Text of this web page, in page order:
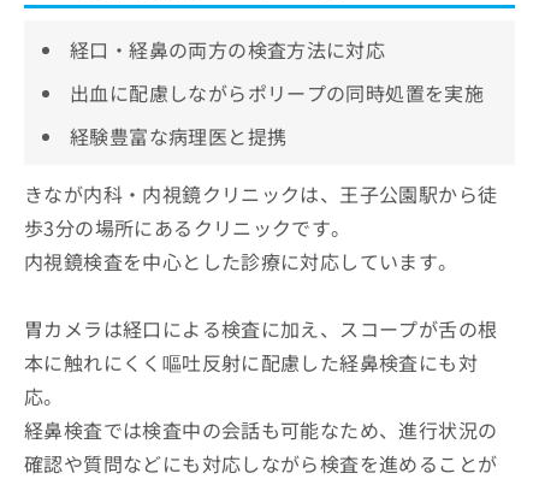
経口・経鼻の両方の検査方法に対応
出血に配慮しながらポリープの同時処置を実施
経験豊富な病理医と提携
きなが内科・内視鏡クリニックは、王子公園駅から徒
歩3分の場所にあるクリニックです。
内視鏡検査を中心とした診療に対応しています。
胃カメラは経口による検査に加え、スコープが舌の根
本に触れにくく嘔吐反射に配慮した経鼻検査にも対
応。
経鼻検査では検査中の会話も可能なため、進行状況の
確認や質問などにも対応しながら検査を進めることが